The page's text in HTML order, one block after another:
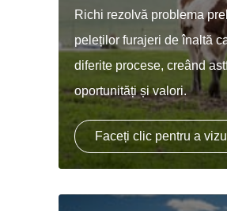
Richi rezolvă problema
peleților furajeri de înaltă
diferite procese, creând
oportunități și valori.
Faceți clic pentru a